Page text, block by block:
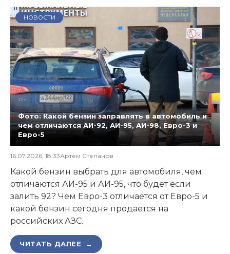
НОВОСТИ
Фото: Какой бензин заправлять в автомобиль и
чем отличаются АИ-92, АИ-95, АИ-98, Евро-3 и
Евро-5
16.07.2026, 18:33Артем Степанов
Какой бензин выбрать для автомобиля, чем
отличаются АИ-95 и АИ-95, что будет если
залить 92? Чем Евро-3 отличается от Евро-5 и
какой бензин сегодня продается на
российских АЗС.
ЧИТАТЬ ДАЛЕЕ →